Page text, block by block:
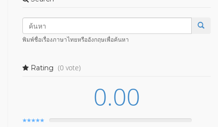
พิมพ์ชื่อเรื่องภาษาไทยหรืออังกฤษเพื่อค้นหา
Rating (0 vote)
0.00